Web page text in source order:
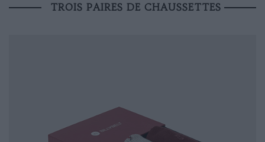
TROIS PAIRES DE CHAUSSETTES